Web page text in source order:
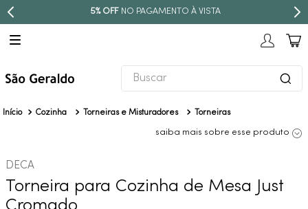
PARCELE EM ATÉ
Buscar
Cozinha Torneiras e Misturadores Torneiras
saiba mais sobre esse produto
DECA
Torneira para Cozinha de Mesa Just
TERMOS MAIS BUSCADOS
4º
deca acabamento registro